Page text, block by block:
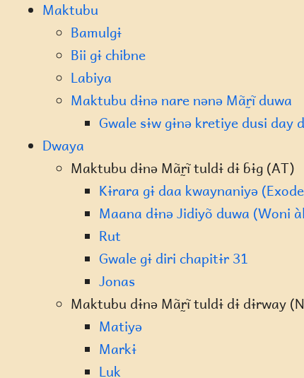
Maktubu
Bamulgɨ
Bii gɨ chibne
Labiya
Maktubu dɨnə nare nənə Mãr̰ĩ duwa
Gwale sɨw gɨnə kretiye dusi day
Dwaya
Maktubu dɨnə Mãr̰ĩ tuldɨ dɨ ɓɨg (AT)
Kɨrara gɨ daa kwaynaniyə
Maana dɨnə Jidiyõ duwa (Woni
Rut
Gwale gɨ diri chapitɨr 31
Jonas
Maktubu dɨnə Mãr̰ĩ tuldɨ dɨ dɨrway
Matiyə
Markɨ
Luk